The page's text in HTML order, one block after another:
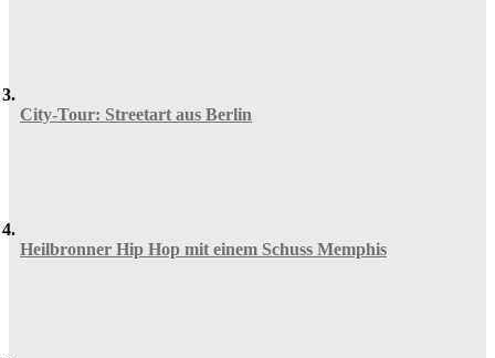
City-Tour: Streetart aus Berlin
Heilbronner Hip Hop mit einem Schuss Memphis